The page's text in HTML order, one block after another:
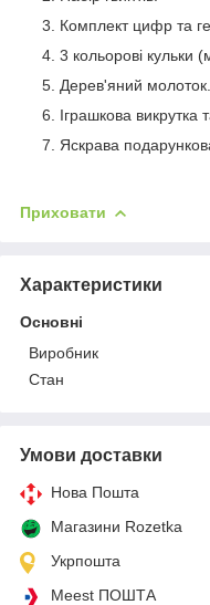
Комплект цифр та
3 кольорові кульки
Дерев'яний молоток.
Іграшкова викрутка
Яскрава
Приховати
Характеристики
Основні
Виробник
Стан
Умови доставки
Нова Пошта
Магазини Rozetka
Укрпошта
Meest ПОШТА